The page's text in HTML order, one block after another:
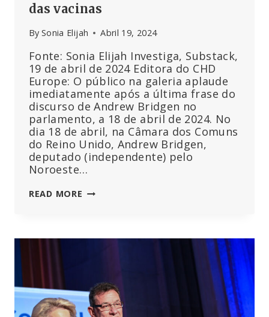
das vacinas
By Sonia Elijah Abril 19, 2024
Fonte: Sonia Elijah Investiga, Substack,
19 de abril de 2024 Editora do CHD
Europe: O público na galeria aplaude
imediatamente após a última frase do
discurso de Andrew Bridgen no
parlamento, a 18 de abril de 2024. No
dia 18 de abril, na Câmara dos Comuns
do Reino Unido, Andrew Bridgen,
deputado (independente) pelo
Noroeste…
READ MORE DEBATE
MORTES
E
PREOCUPAÇÕES